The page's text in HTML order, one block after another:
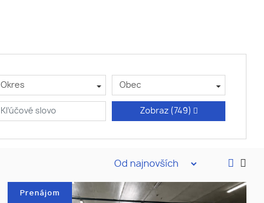
Okres Obec
Zobraz (749)
Prenájom